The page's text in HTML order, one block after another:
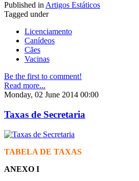
Published in Artigos Estáticos
Tagged under
Licenciamento
Canídeos
Cães
Vacinas
Be the first to comment!
Read more...
Monday, 02 June 2014 00:00
Taxas de Secretaria
TABELA DE TAXAS
ANEXO I